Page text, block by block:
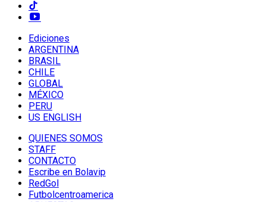
Ediciones
ARGENTINA
BRASIL
CHILE
GLOBAL
MÉXICO
PERU
US ENGLISH
QUIENES SOMOS
STAFF
CONTACTO
Escribe en Bolavip
RedGol
Futbolcentroamerica